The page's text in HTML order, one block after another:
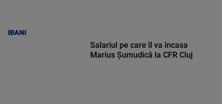
IBANI
Salariul pe care îl va încasa
Marius Șumudică la CFR Cluj